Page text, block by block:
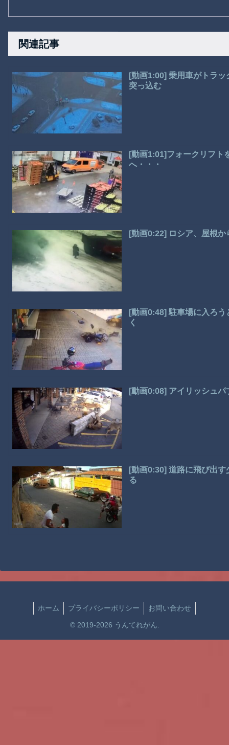
関連記事
[動画1:00] 乗用車がトラ
突っ込む
[動画1:01]フォークリフト
へ・・・
[動画0:22] ロシア、屋根
[動画0:48] 駐車場に入ろ
く
[動画0:08] アイリッシュ
[動画0:30] 道路に飛び出
る
ホーム プライバシーポリシー お問い合わせ
© 2019-2026 うんてれがん.